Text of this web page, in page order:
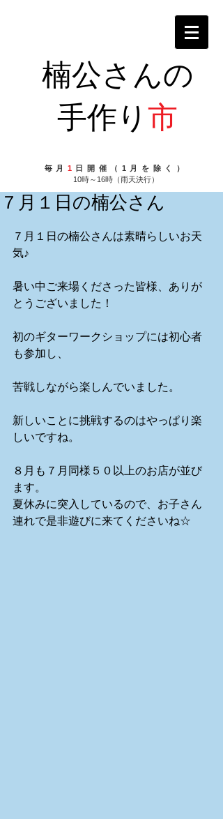
楠公さんの
手作り 市
毎月 1 日開催（1月を除く）
10時～16時（雨天決行）
７月１日の楠公さん
７月１日の楠公さんは素晴らしいお天
気♪
暑い中ご来場くださった皆様、ありが
とうございました！
初のギターワークショップには初心者
も参加し、
苦戦しながら楽しんでいました。
新しいことに挑戦するのはやっぱり楽
しいですね。
８月も７月同様５０以上のお店が並び
ます。
夏休みに突入しているので、お子さん
連れで是非遊びに来てくださいね☆